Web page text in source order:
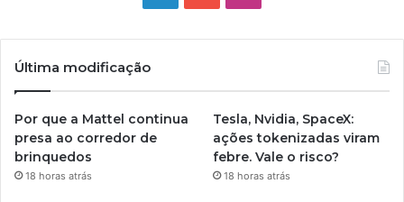
Última modificação
Por que a Mattel continua
presa ao corredor de
brinquedos
18 horas atrás
Tesla, Nvidia, SpaceX:
ações tokenizadas viram
febre. Vale o risco?
18 horas atrás